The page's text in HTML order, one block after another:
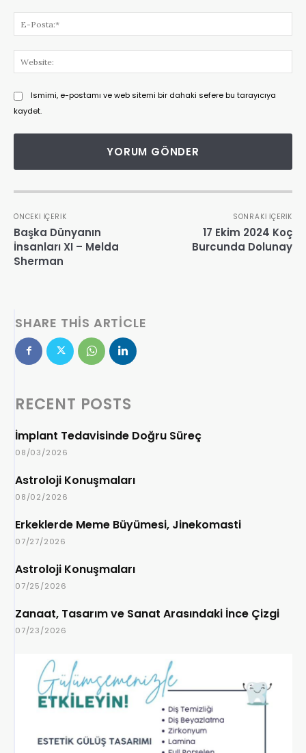
Ismimi, e-postamı ve web sitemi bir dahaki sefere bu tarayıcıya
kaydet.
ÖNCEKI İÇERIK
Başka Dünyanın
İnsanları XI – Melda
Sherman
SONRAKI İÇERIK
17 Ekim 2024 Koç
Burcunda Dolunay
SHARE THIS ARTICLE
RECENT POSTS
İmplant Tedavisinde Doğru Süreç
08/03/2026
Astroloji Konuşmaları
08/02/2026
Erkeklerde Meme Büyümesi, Jinekomasti
07/27/2026
Astroloji Konuşmaları
07/25/2026
Zanaat, Tasarım ve Sanat Arasındaki İnce Çizgi
07/23/2026